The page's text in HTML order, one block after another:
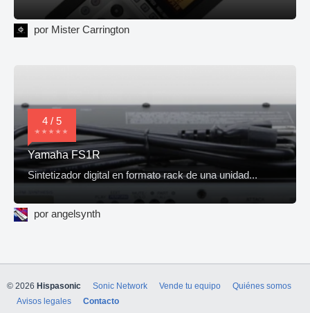
por Mister Carrington
4 / 5
Yamaha FS1R
Sintetizador digital en formato rack de una unidad...
por angelsynth
© 2026 Hispasonic Sonic Network Vende tu equipo
Quiénes somos
Avisos legales
Contacto